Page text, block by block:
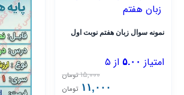
نمونه سوال زبان هفتم نوبت اول
امتیاز ۵.۰۰ از ۵
۱۵,۰۰۰ تومان
قیمت اصلی ۱۵,۰۰۰ تومان بود. ۱۱,۰۰۰ تومان قیمت فعلی ۱۱,۰۰۰ تومان است.